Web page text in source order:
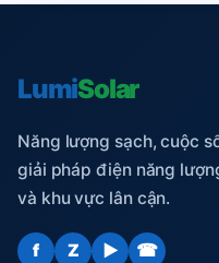
LumiSolar
Năng lượng sạch, cuộc
giải pháp điện năng
và khu vực lân cận.
f Z ▶ ☎